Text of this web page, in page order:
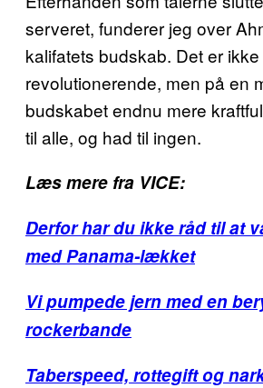
serveret, funderer jeg over
kalifatets budskab. Det er
revolutionerende, men på en
budskabet endnu mere
til alle, og had til ingen.
Læs mere fra VICE:
Derfor har du ikke råd til at
med Panama-lækket
Vi pumpede jern med en
rockerbande
Taberspeed, rottegift og